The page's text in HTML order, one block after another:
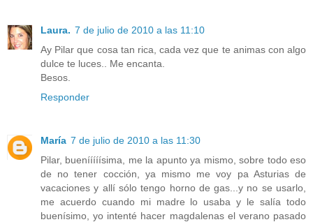
Laura. 7 de julio de 2010 a las 11:10
Ay Pilar que cosa tan rica, cada vez que te animas con algo
dulce te luces.. Me encanta.
Besos.
Responder
María 7 de julio de 2010 a las 11:30
Pilar, buenííííísima, me la apunto ya mismo, sobre todo eso
de no tener cocción, ya mismo me voy pa Asturias de
vacaciones y allí sólo tengo horno de gas...y no se usarlo,
me acuerdo cuando mi madre lo usaba y le salía todo
buenísimo, yo intenté hacer magdalenas el verano pasado